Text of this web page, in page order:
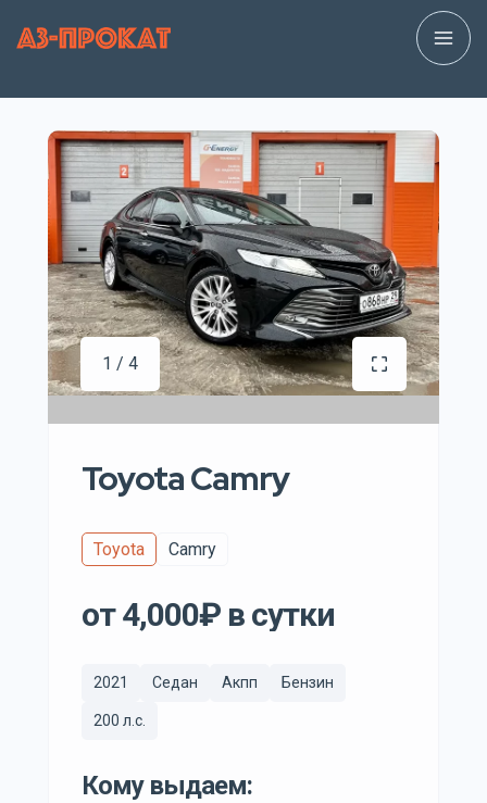
1 / 4
Toyota Camry
Toyota Camry
от 4,000₽ в сутки
2021 Седан Акпп Бензин
200 л.с.
Кому выдаем: